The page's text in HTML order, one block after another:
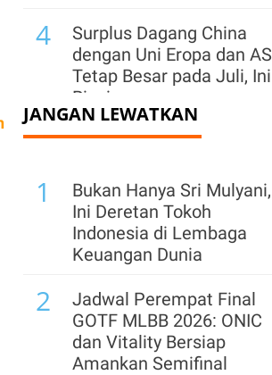
4
Surplus Dagang China
dengan Uni Eropa dan AS
Tetap Besar pada Juli, Ini
Rinciannya
5
Aturan Baru India
Minuman Energi,
Termasuk PepsiCo dan
Red Bull
Ekspor Logam Tanah
Jarang China Turun ke
Level Terendah Empat
Bulan pada Juli
JANGAN LEWATKAN
1
Bukan Hanya Sri Mulyani,
Ini Deretan Tokoh
Indonesia di Lembaga
Keuangan Dunia
2
Jadwal Perempat Final
GOTF MLBB 2026: ONIC
dan Vitality Bersiap
Amankan Semifinal